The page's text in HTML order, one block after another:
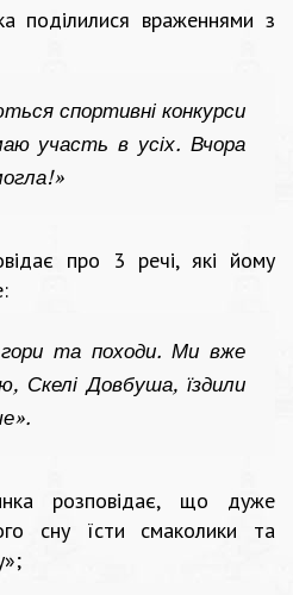
поділилися враженнями з
спортивні конкурси
участь в усіх. Вчора
про 3 речі, які йому
гори та походи. Ми вже
Скелі Довбуша, їздили
розповідає, що дуже
сну їсти смаколики та